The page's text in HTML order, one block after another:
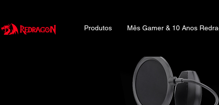
Produtos Mês Gamer & 10 Anos